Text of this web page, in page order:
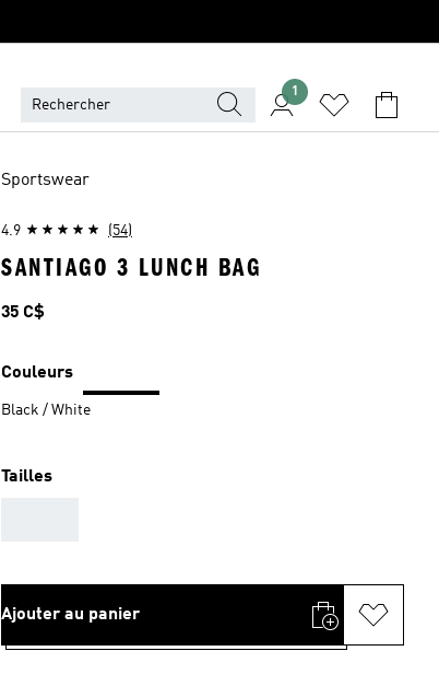
1
Sportswear
4.9 (54)
SANTIAGO 3 LUNCH BAG
Prix
35 C$
Couleurs
Black / White
Tailles
Ajouter au panier